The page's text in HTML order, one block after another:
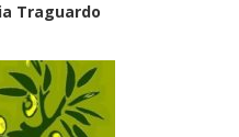
Traguardo